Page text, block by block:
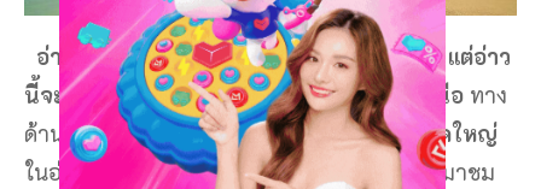
อ่าวไม้งามก็อยู่ทางด้านเกาะสุรินทร์เหนือค่ะ แต่อ่าว
นี้จะอยู่ไปทางทิศตะวันตกของเกาะสุรินทร์เหนือ ทาง
ด้านทิศตะวันตกของอ่าวเป็นแนวปะการังขนาดใหญ่
ในอ่าวใหญ่อีกทีหนึ่งด้วยค่ะ แล้วก็การเดินทางมาชม